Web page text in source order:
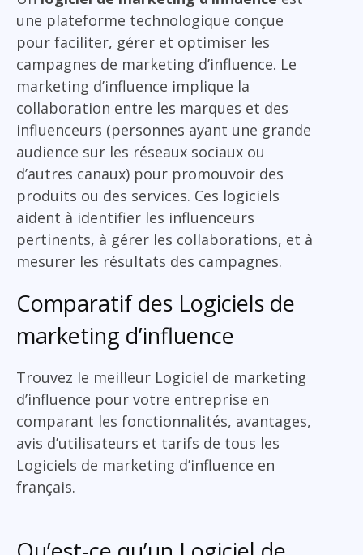
une plateforme technologique conçue
pour faciliter, gérer et optimiser les
campagnes de marketing d’influence. Le
marketing d’influence implique la
collaboration entre les marques et des
influenceurs (personnes ayant une grande
audience sur les réseaux sociaux ou
d’autres canaux) pour promouvoir des
produits ou des services. Ces logiciels
aident à identifier les influenceurs
pertinents, à gérer les collaborations, et à
mesurer les résultats des campagnes.
Comparatif des Logiciels de
marketing d’influence
Trouvez le meilleur Logiciel de marketing
d’influence pour votre entreprise en
comparant les fonctionnalités, avantages,
avis d’utilisateurs et tarifs de tous les
Logiciels de marketing d’influence en
français.